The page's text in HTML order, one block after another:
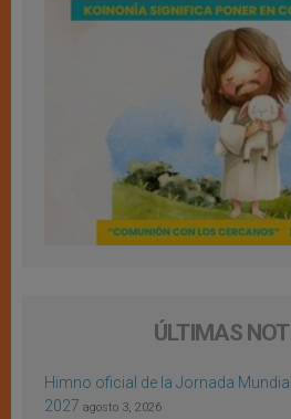
ÚLTIMAS
Himno oficial de la Jornada
2027 agosto 3, 2026